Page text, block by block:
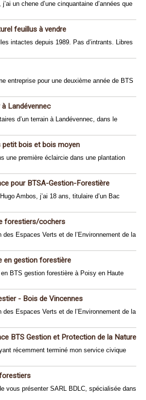
un chene d’une cinquantaine d’années que
feuillus à vendre
intactes depuis 1989. Pas d’intrants. Libres
entreprise pour une deuxième année de BTS
Landévennec
d’un terrain à Landévennec, dans le
bois et bois moyen
une première éclaircie dans une plantation
pour BTSA-Gestion-Forestière
Ambos, j’ai 18 ans, titulaire d’un Bac
forestiers/cochers
des Espaces Verts et de l’Environnement de la
en gestion forestière
BTS gestion forestière à Poisy en Haute
- Bois de Vincennes
des Espaces Verts et de l’Environnement de la
BTS Gestion et Protection de la Nature
récemment terminé mon service civique
vous présenter SARL BDLC, spécialisée dans